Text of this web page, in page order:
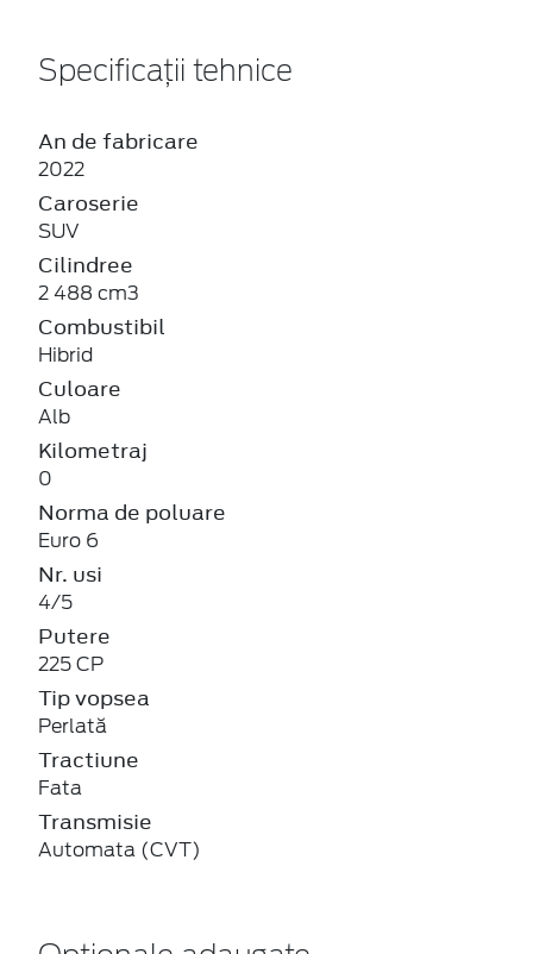
Specificații tehnice
An de fabricare
2022
Caroserie
SUV
Cilindree
2 488 cm3
Combustibil
Hibrid
Culoare
Alb
Kilometraj
0
Norma de poluare
Euro 6
Nr. usi
4/5
Putere
225 CP
Tip vopsea
Perlată
Tractiune
Fata
Transmisie
Automata (CVT)